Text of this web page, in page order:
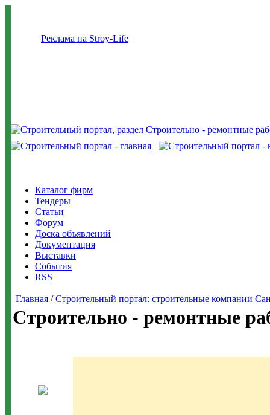
Реклама на Stroy-Life
Каталог фирм
Тендеры
Статьи
Форум
Доска объявлений
Документация
Выставки
События
RSS
Главная /Строительный портал: строительные компании
Строительно - ремонтные